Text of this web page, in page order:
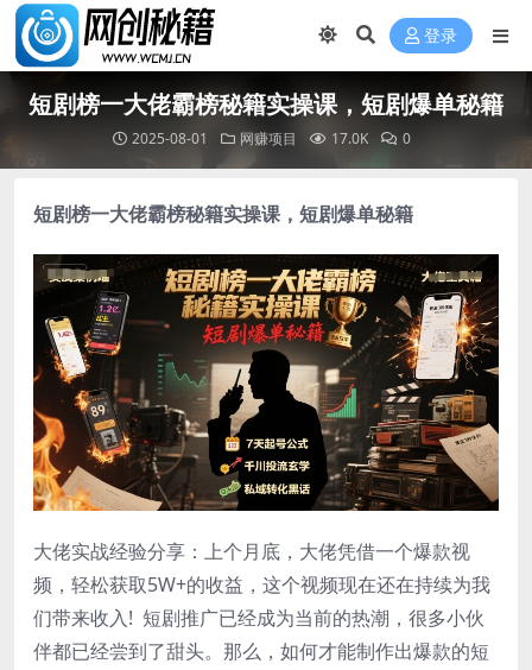
登录
短剧榜一大佬霸榜秘籍实操课，短剧爆单秘籍
2025-08-01 网赚项目 17.0K 0
短剧榜一大佬霸榜秘籍实操课，短剧爆单秘籍
大佬实战经验分享：上个月底，大佬凭借一个爆款视
频，轻松获取5W+的收益，这个视频现在还在持续为我
们带来收入! 短剧推广已经成为当前的热潮，很多小伙
伴都已经尝到了甜头。那么，如何才能制作出爆款的短